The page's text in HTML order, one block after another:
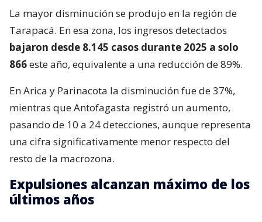
La mayor disminución se produjo en la región de
Tarapacá. En esa zona, los ingresos detectados
bajaron desde 8.145 casos durante 2025 a solo
866este año, equivalente a una reducción de 89%.
En Arica y Parinacota la disminución fue de 37%,
mientras que Antofagasta registró un aumento,
pasando de 10 a 24 detecciones, aunque representa
una cifra significativamente menor respecto del
resto de la macrozona.
Expulsiones alcanzan máximo de los
últimos años